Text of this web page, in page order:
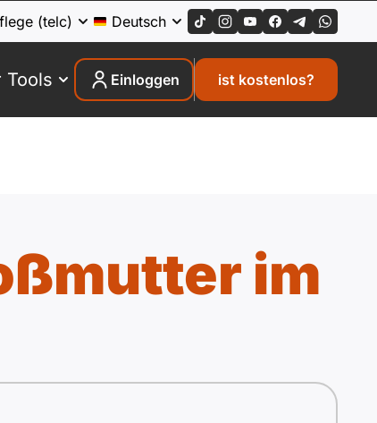
(telc) Deutsch
Tools Einloggen ist kostenlos?
im